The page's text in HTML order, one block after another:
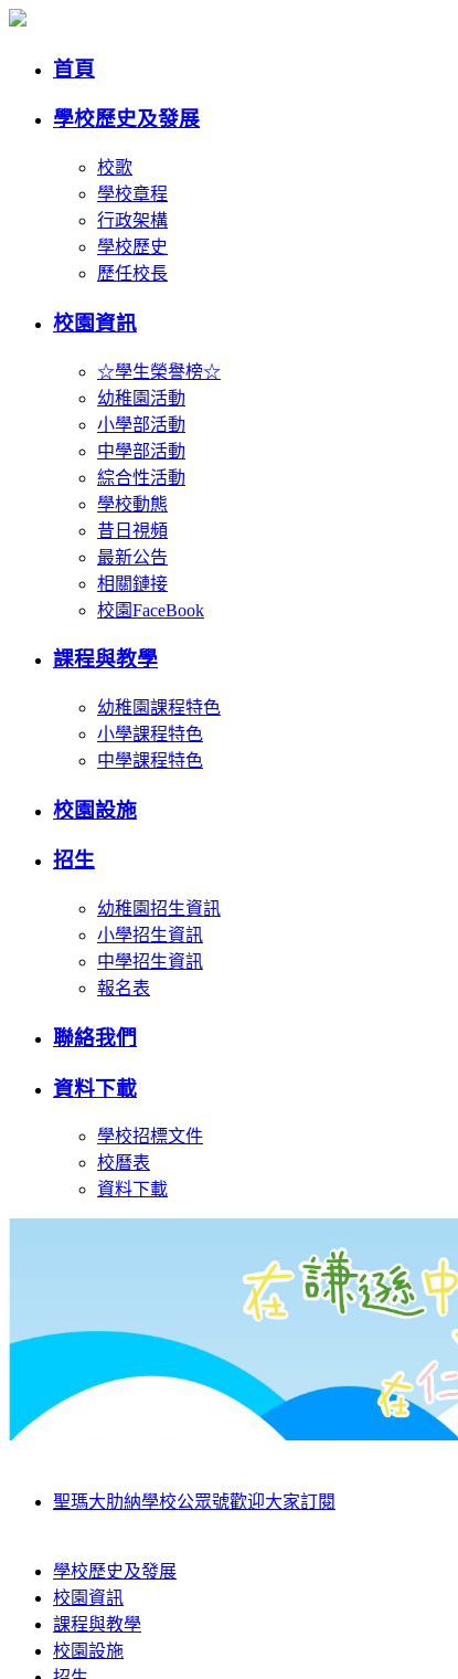
首頁
學校歷史及發展
校歌
學校章程
行政架構
學校歷史
歷任校長
校園資訊
☆學生榮譽榜☆
幼稚園活動
小學部活動
中學部活動
綜合性活動
學校動態
昔日視頻
最新公告
相關鏈接
校園FaceBook
課程與教學
幼稚園課程特色
小學課程特色
中學課程特色
校園設施
招生
幼稚園招生資訊
小學招生資訊
中學招生資訊
報名表
聯絡我們
資料下載
學校招標文件
校曆表
資料下載
聖瑪大肋納學校公眾號歡迎大家訂閱
學校歷史及發展
校園資訊
課程與教學
校園設施